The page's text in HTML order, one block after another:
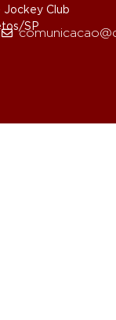
Jockey Club
SP